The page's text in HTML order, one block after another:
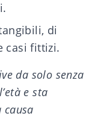
di
casi fittizi.
da solo senza
e sta
causa